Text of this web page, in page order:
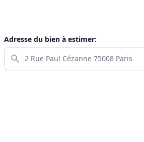
Adresse du bien à estimer: